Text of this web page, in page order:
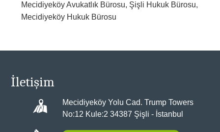
Mecidiyeköy Avukatlık Bürosu, Şişli Hukuk Bürosu,
Mecidiyeköy Hukuk Bürosu
İletişim
Mecidiyeköy Yolu Cad. Trump Towers
No:12 Kule:2 34387 Şişli - İstanbul